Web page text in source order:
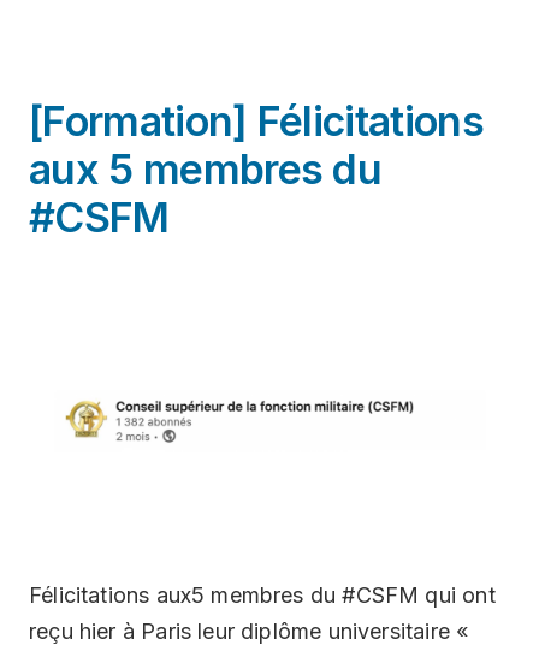
[Formation] Félicitations
aux 5 membres du
#CSFM
Félicitations aux5 membres du #CSFM qui ont
reçu hier à Paris leur diplôme universitaire «